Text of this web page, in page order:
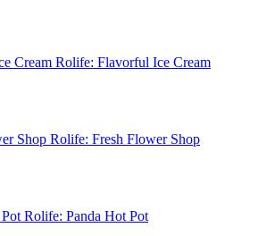
Rolife: Flavorful Ice Cream
Rolife: Fresh Flower Shop
Rolife: Panda Hot Pot